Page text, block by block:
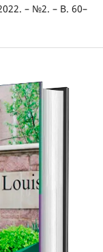
– №2. – B. 60–